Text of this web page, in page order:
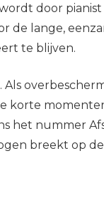
door pianist
de lange,
te blijven.
korte
het nummer
breekt op de